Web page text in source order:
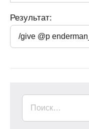
Результат: